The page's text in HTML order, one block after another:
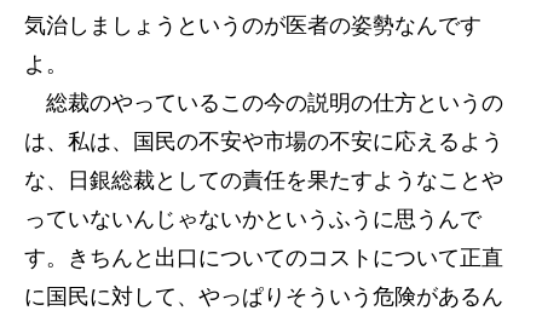
気治しましょうというのが医者の姿勢なんです
よ。
総裁のやっているこの今の説明の仕方というの
は、私は、国民の不安や市場の不安に応えるよう
な、日銀総裁としての責任を果たすようなことや
っていないんじゃないかというふうに思うんで
す。きちんと出口についてのコストについて正直
に国民に対して、やっぱりそういう危険があるん